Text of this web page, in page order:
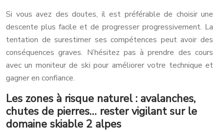
Si vous avez des doutes, il est préférable de choisir une
descente plus facile et de progresser progressivement. La
tentation de surestimer ses compétences peut avoir des
conséquences graves. N’hésitez pas à prendre des cours
avec un moniteur de ski pour améliorer votre technique et
gagner en confiance.
Les zones à risque naturel : avalanches,
chutes de pierres… rester vigilant sur le
domaine skiable 2 alpes